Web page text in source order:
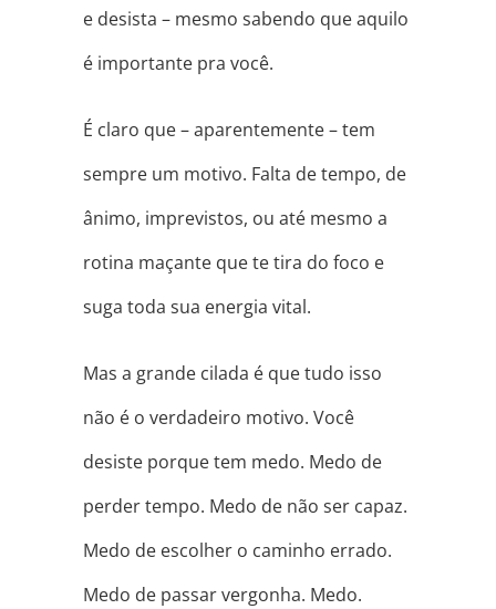
e desista – mesmo sabendo que aquilo
é importante pra você.
É claro que – aparentemente – tem
sempre um motivo. Falta de tempo, de
ânimo, imprevistos, ou até mesmo a
rotina maçante que te tira do foco e
suga toda sua energia vital.
Mas a grande cilada é que tudo isso
não é o verdadeiro motivo. Você
desiste porque tem medo. Medo de
perder tempo. Medo de não ser capaz.
Medo de escolher o caminho errado.
Medo de passar vergonha. Medo.